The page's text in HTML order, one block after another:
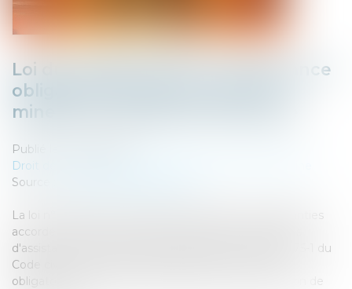
Loi du 13 juillet 2026 : une assistance
obligatoire par avocat pour les
mineurs en assistance éducative
Publié le :
Droit de la famille, des personnes et de leur patrimoine
Source :
La loi n° 2026-630 du 13 juillet 2026 renforce les garanties
accordées aux mineurs dans le cadre des procédures
d'assistance éducative. Elle modifie l'actuel article 375-1 du
Code civil afin de rendre l'assistance par un avocat
obligatoire pour tout mineur concerné, sans condition de